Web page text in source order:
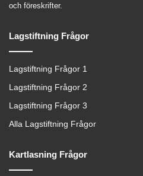
och föreskrifter.
Lagstiftning Frågor
Lagstiftning Frågor 1
Lagstiftning Frågor 2
Lagstiftning Frågor 3
Alla Lagstiftning Frågor
Kartlasning Frågor